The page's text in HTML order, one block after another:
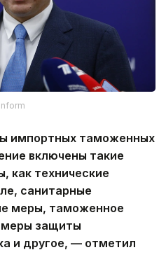
импортных таможенных
включены такие
как технические
санитарные
меры, таможенное
меры защиты
и другое, — отметил